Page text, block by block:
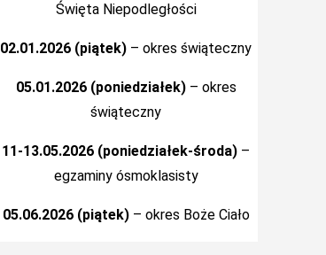
Święta Niepodległości
02.01.2026 (piątek) – okres świąteczny
05.01.2026 (poniedziałek)– okres
świąteczny
11-13.05.2026 (poniedziałek-środa) –
egzaminy ósmoklasisty
05.06.2026 (piątek)– okres Boże Ciało